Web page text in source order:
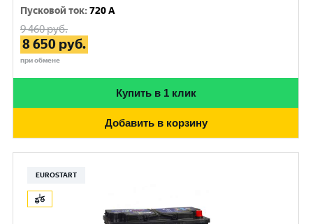
Пусковой ток:720 A
9 460руб.
8 650 руб.
при обмене
Купить в 1 клик
Добавить в корзину
EUROSTART